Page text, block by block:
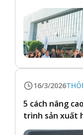
16/3/2026
5 cách nâng
trình sản xuất